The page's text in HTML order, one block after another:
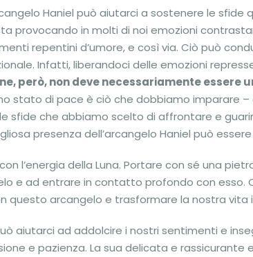
Haniel può aiutarci a sostenere le sfide
provocando in molti di noi emozioni
repentini d’umore, e così via. Ciò può
Infatti, liberandoci delle emozioni
però, non deve necessariamente essere
stato di pace è ciò che dobbiamo imparare –
sfide che abbiamo scelto di affrontare e
presenza dell’arcangelo Haniel può
l’energia della Luna. Portare con sé una
e ad entrare in contatto profondo con esso.
questo arcangelo e trasformare la nostra vita
aiutarci ad addolcire i nostri sentimenti e
e pazienza. La sua delicata e rassicurante